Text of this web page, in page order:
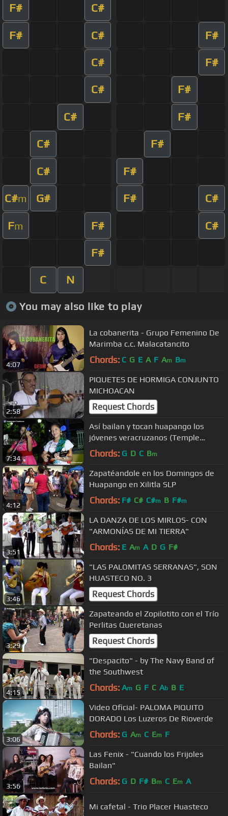
F# C#
F# C# F#
C# F#
C# F#
C# F#
C# F#
C# F#
C#m G# F# C#
Fm F# C#
F#
C N
You may also like to play
4:07
La cobanerita - Grupo Femenino De
Marimba c.c. Malacatancito
Chords: C G E A F Am Bm
2:58
PIQUETES DE HORMIGA CONJUNTO
MICHOACAN
Request Chords
7:34
Así bailan y tocan huapango los
jóvenes veracruzanos (Temple
Huasteco y Flor de Madera)
Chords: G D C Bm
4:12
Zapatéandole en los Domingos de
Huapango en Xilitla SLP
Chords: F# C# C#m B F#m
3:51
LA DANZA DE LOS MIRLOS- CON
"ARMONÍAS DE MI TIERRA"
Chords: E Am A D G F#
3:46
"LAS PALOMITAS SERRANAS", SON
HUASTECO NO. 3
Request Chords
3:29
Zapateando el Zopilotito con el Trío
Perlitas Queretanas
Request Chords
4:15
"Despacito" - by The Navy Band of
the Southwest
Chords: Am G F C Ab B E
3:06
Video Oficial- PALOMA PIQUITO
DORADO Los Luzeros De Rioverde
Chords: G Am C Em F
3:56
Las Fenix - "Cuando los Frijoles
Bailan"
Chords: G D F# Bm C Em A
Mi cafetal - Trio Placer Huasteco